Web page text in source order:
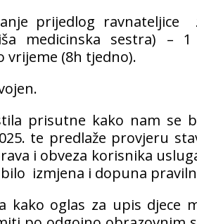
prijedlog
medicinska sestra) –
vrijeme (8h tjedno).
prisutne kako nam se
te predlaže provjeru
i obveza korisnika
bilo izmjena i dopuna
kako oglas za upis djece